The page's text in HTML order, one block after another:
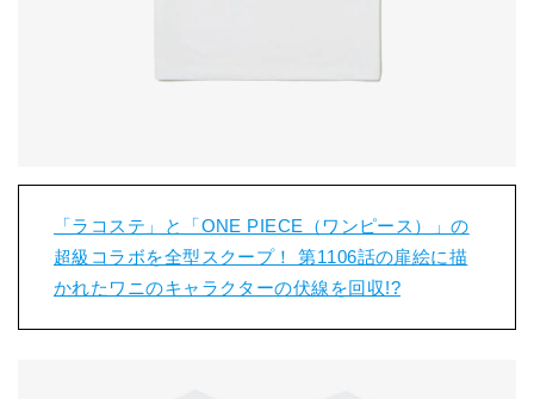
「ラコステ」と「ONE PIECE（ワンピース）」の
超級コラボを全型スクープ！ 第1106話の扉絵に描
かれたワニのキャラクターの伏線を回収!?